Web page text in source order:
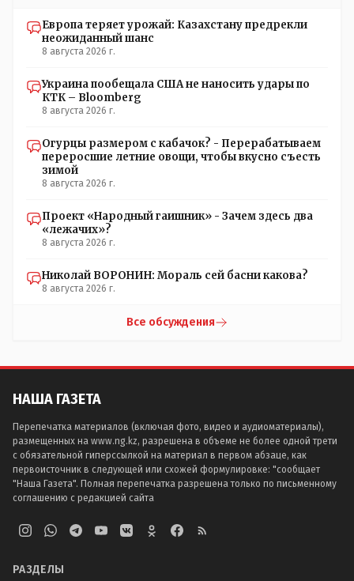
Европа теряет урожай: Казахстану предрекли
неожиданный шанс
8 августа 2026 г.
Украина пообещала США не наносить удары по
КТК – Bloomberg
8 августа 2026 г.
Огурцы размером с кабачок? - Перерабатываем
переросшие летние овощи, чтобы вкусно съесть
зимой
8 августа 2026 г.
Проект «Народный гаишник» - Зачем здесь два
«лежачих»?
8 августа 2026 г.
Николай ВОРОНИН: Мораль сей басни какова?
8 августа 2026 г.
Все обсуждения
НАША ГАЗЕТА
Перепечатка материалов (включая фото, видео и аудиоматериалы),
размещенных на www.ng.kz, разрешена в объеме не более одной трети
с обязательной гиперссылкой на материал в первом абзаце, как
первоисточник в следующей или схожей формулировке: "сообщает
"Наша Газета". Полная перепечатка разрешена только по письменному
соглашению с редакцией сайта
РАЗДЕЛЫ